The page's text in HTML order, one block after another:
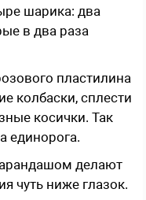
шарика: два
в два раза
пластилина
колбаски, сплести
косички. Так
единорога.
делают
чуть ниже глазок.